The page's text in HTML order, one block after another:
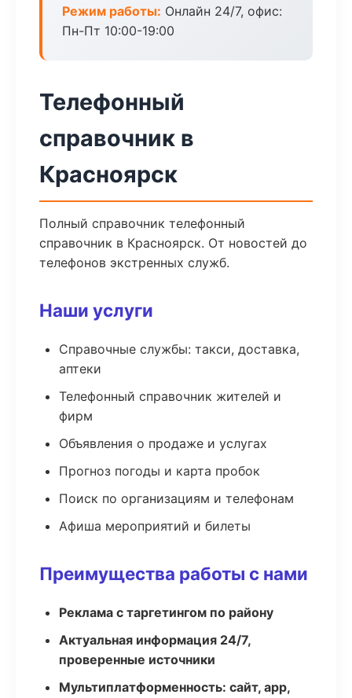
Режим работы: Онлайн 24/7, офис:
Пн-Пт 10:00-19:00
Телефонный
справочник в
Красноярск
Полный справочник телефонный
справочник в Красноярск. От новостей до
телефонов экстренных служб.
Наши услуги
Справочные службы: такси, доставка,
аптеки
Телефонный справочник жителей и
фирм
Объявления о продаже и услугах
Прогноз погоды и карта пробок
Поиск по организациям и телефонам
Афиша мероприятий и билеты
Преимущества работы с нами
Реклама с таргетингом по району
Актуальная информация 24/7,
проверенные источники
Мультиплатформенность: сайт, app,